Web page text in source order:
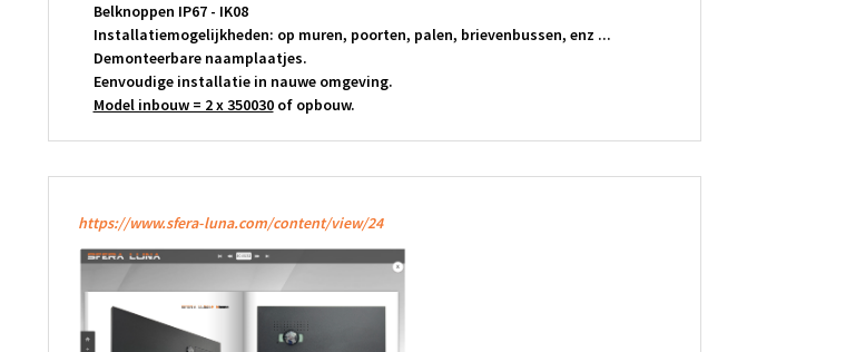
Belknoppen IP67 - IK08
Installatiemogelijkheden: op muren, poorten, palen, brievenbussen, enz ...
Demonteerbare naamplaatjes.
Eenvoudige installatie in nauwe omgeving.
Model inbouw = 2 x 350030of opbouw.
https://www.sfera-luna.com/content/view/24